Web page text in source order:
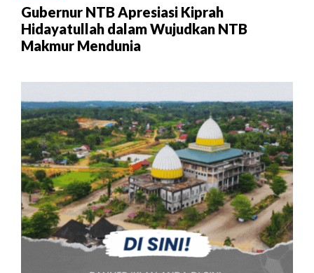
Gubernur NTB Apresiasi Kiprah
Hidayatullah dalam Wujudkan NTB
Makmur Mendunia